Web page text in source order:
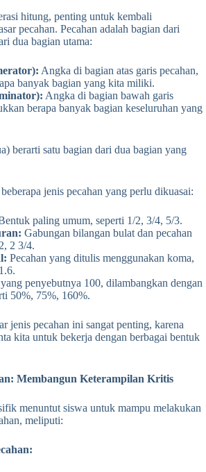
hitung, penting untuk kembali
pecahan. Pecahan adalah bagian dari
dua bagian utama:
Angka di bagian atas garis pecahan,
banyak bagian yang kita miliki.
Angka di bagian bawah garis
berapa banyak bagian keseluruhan yang
berarti satu bagian dari dua bagian yang
jenis pecahan yang perlu dikuasai:
paling umum, seperti 1/2, 3/4, 5/3.
Gabungan bilangan bulat dan pecahan
2 3/4.
Pecahan yang ditulis menggunakan koma,
penyebutnya 100, dilambangkan dengan
50%, 75%, 160%.
jenis pecahan ini sangat penting, karena
kita untuk bekerja dengan berbagai bentuk
Membangun Keterampilan Kritis
menuntut siswa untuk mampu melakukan
meliputi: